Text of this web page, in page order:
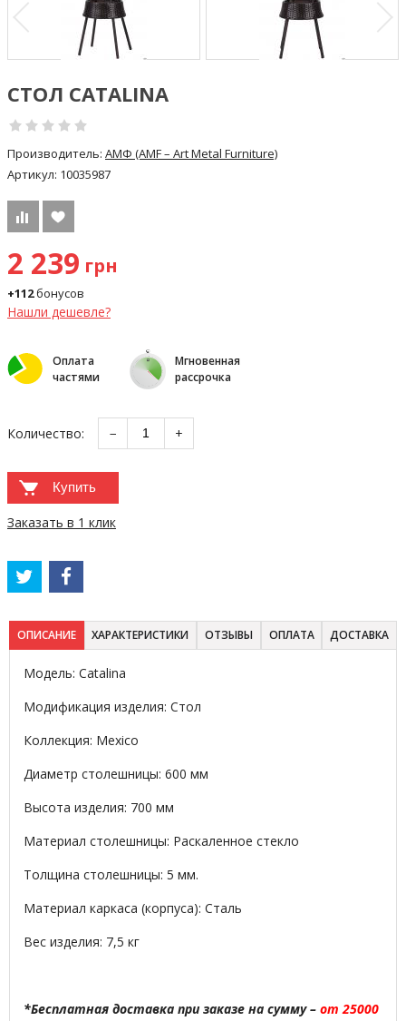
СТОЛ CATALINA
Производитель: АМФ (AMF – Art Metal Furniture)
Артикул: 10035987
2 239 грн
+112бонусов
Нашли дешевле?
Оплата
частями
Мгновенная
рассрочка
Количество: − +
Купить
Заказать в 1 клик
ОПИСАНИЕ ХАРАКТЕРИСТИКИ ОТЗЫВЫ ОПЛАТА ДОСТАВКА
Модель: Catalina
Модификация изделия: Стол
Коллекция: Mexico
Диаметр столешницы: 600 мм
Высота изделия: 700 мм
Материал столешницы: Раскаленное стекло
Толщина столешницы: 5 мм.
Материал каркаса (корпуса): Сталь
Вес изделия: 7,5 кг
*Бесплатная доставка при заказе на сумму – от 25000